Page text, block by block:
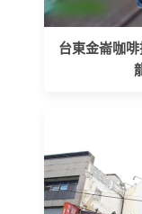
台東金崙咖